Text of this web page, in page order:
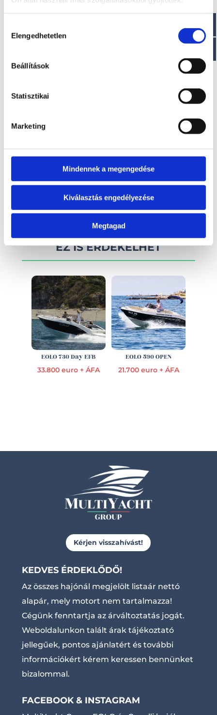
kiválasztása
Elengedhetetlen
Beállítások
Statisztikai
Marketing
Mindennek a megengedése
Kiválasztás engedélyezése
Megtagad
Elektromos hajóként is rendelhető
Visszahívást kérek!
EZ IS ÉRDEKELHET
EOLO 730 Day EFB
33.800 euro + ÁFA
EOLO 590 OPEN
21.700 euro + ÁFA
Kérjen visszahívást!
KEDVES ÉRDEKLŐDŐ!
Az összes hajónál megjelölt listaár nettó
alapár, mely motort nem tartalmazza!
Cégünk fenntartja az árváltoztatás jogát.
Weboldalunkon talált árak tájékoztató
jellegűek, pontos ajánlatért és további
információkért kérem keressen bennünket
bizalommal.
FACEBOOK & INSTAGRAM